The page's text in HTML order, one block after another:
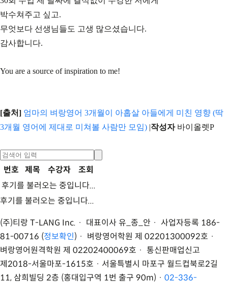
박수쳐주고 싶고.
무엇보다 선생님들도 고생 많으셨습니다.
감사합니다.
You are a source of inspiration to me!
[출처] 엄마의 벼랑영어 3개월이 아홉살 아들에게 미친 영향 (딱
3개월 영어에 제대로 미쳐볼 사람만 모임) |작성자바이올렛P
번호 제목 수강자
조회
후기를 불러오는 중입니다...
후기를 불러오는 중입니다...
(주)티랑 T-LANG Inc. · 대표이사 유_종_안 · 사업자등록 186-
81-00716 (정보확인) · 벼랑영어학원 제 02201300092호 ·
벼랑영어원격학원 제 02202400069호 · 통신판매업신고
제2018-서울마포-1615호 · 서울특별시 마포구 월드컵북로2길
11, 삼희빌딩 2층 (홍대입구역 1번 출구 90m) · 02-336-